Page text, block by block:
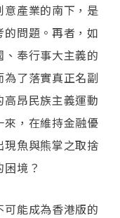
產業的南下，是
問題。再者，如
奉行事大主義的
了落實真正名副
昂民族主義運動
，在維持金融優
魚與熊掌之取捨
境？
能成為香港版的